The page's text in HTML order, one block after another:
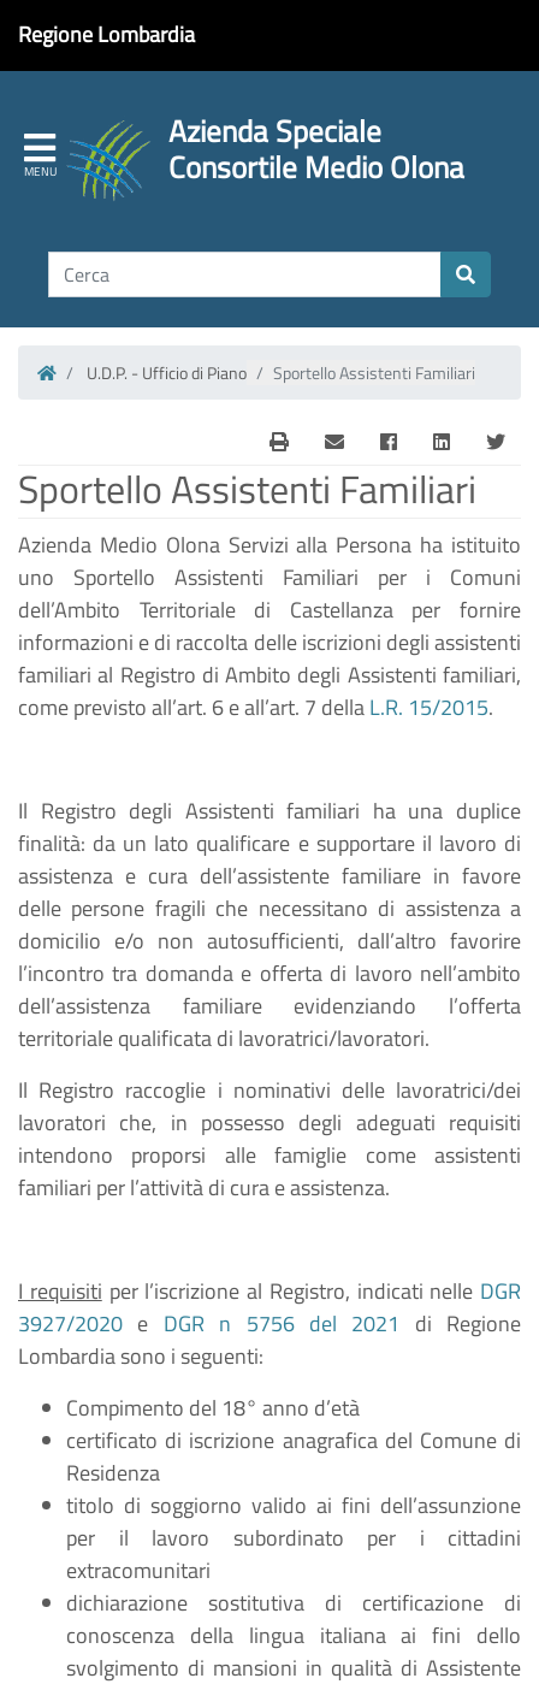
Regione Lombardia
Azienda Speciale
Consortile Medio Olona
HomepageU.D.P. - Ufficio di Piano Sportello Assistenti Familiari
Sportello Assistenti Familiari
Azienda Medio Olona Servizi alla Persona ha istituito
uno Sportello Assistenti Familiari per i Comuni
dell’Ambito Territoriale di Castellanza per fornire
informazioni e di raccolta delle iscrizioni degli assistenti
familiari al Registro di Ambito degli Assistenti familiari,
come previsto all’art. 6 e all’art. 7 dellaL.R. 15/2015.
Il Registro degli Assistenti familiari ha una duplice
finalità: da un lato qualificare e supportare il lavoro di
assistenza e cura dell’assistente familiare in favore
delle persone fragili che necessitano di assistenza a
domicilio e/o non autosufficienti, dall’altro favorire
l’incontro tra domanda e offerta di lavoro nell’ambito
dell’assistenza familiare evidenziando l’offerta
territoriale qualificata di lavoratrici/lavoratori.
Il Registro raccoglie i nominativi delle lavoratrici/dei
lavoratori che, in possesso degli adeguati requisiti
intendono proporsi alle famiglie come assistenti
familiari per l’attività di cura e assistenza.
I requisiti per l’iscrizione al Registro, indicati nelle DGR
3927/2020 e DGR n 5756 del 2021
di Regione
Lombardia sono i seguenti:
Compimento del 18° anno d’età
certificato di iscrizione anagrafica del Comune di
Residenza
titolo di soggiorno valido ai fini dell’assunzione
per il lavoro subordinato per i cittadini
extracomunitari
dichiarazione sostitutiva di certificazione di
conoscenza della lingua italiana ai fini dello
svolgimento di mansioni in qualità di Assistente